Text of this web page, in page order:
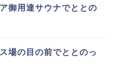
御用達サウナでととの
場の目の前でととのっ